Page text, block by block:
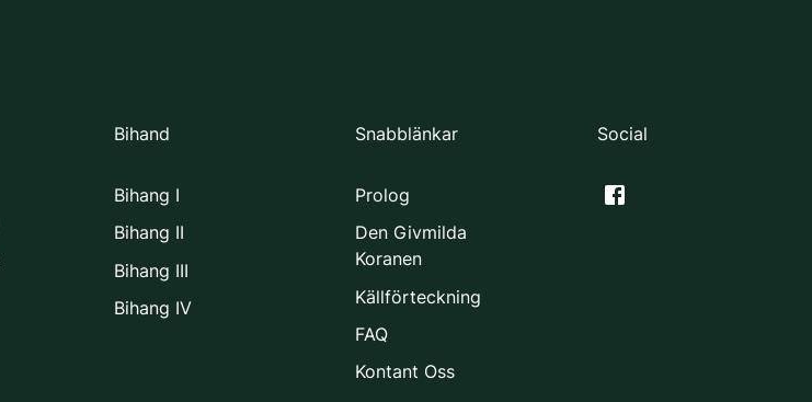
Bihand
Bihang I
Bihang II
Bihang III
Bihang IV
Snabblänkar
Prolog
Den Givmilda
Koranen
Källförteckning
FAQ
Kontant Oss
Social